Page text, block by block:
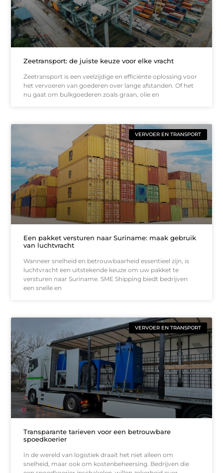
Zeetransport: de juiste keuze voor elke vracht
Zeetransport is een veelzijdige en efficiënte oplossing voor
het vervoeren van goederen over lange afstanden. Of het
nu gaat om bulkgoederen zoals graan, olie en
VERVOER EN TRANSPORT
Een pakket versturen naar Suriname: maak gebruik
van luchtvracht
Wanneer snelheid en betrouwbaarheid essentieel zijn, is
luchtvracht een uitstekende keuze om uw pakket te
versturen naar Suriname. SME Shipping biedt bedrijven
een snelle en
VERVOER EN TRANSPORT
Transparante tarieven voor een betrouwbare
spoedkoerier
In de wereld van logistiek draait het niet alleen om
snelheid, maar ook om kostenbeheersing. Bedrijven die